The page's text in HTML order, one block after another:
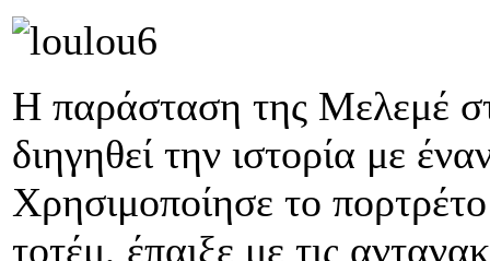
Η παράσταση της Μελεμέ
διηγηθεί την ιστορία με
Χρησιμοποίησε το
τοτέμ, έπαιξε με τις